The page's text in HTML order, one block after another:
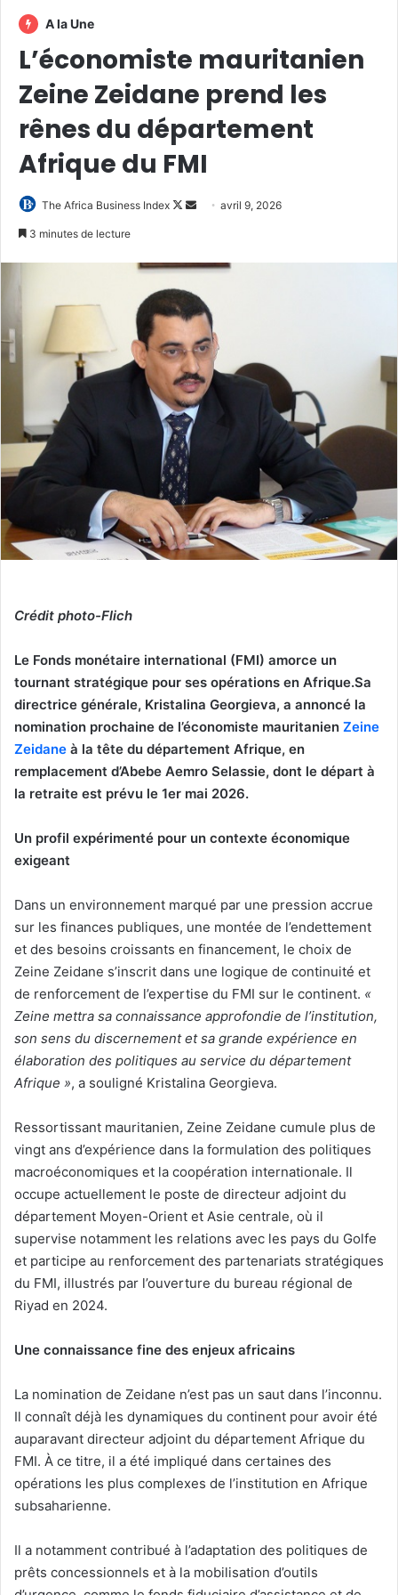
A la Une
L’économiste mauritanien
Zeine Zeidane prend les
rênes du département
Afrique du FMI
The Africa Business Index
Follow
Envoyeravril 9, 2026
3 minutes de lecture
Crédit photo-Flich
Le Fonds monétaire international (FMI) amorce un
tournant stratégique pour ses opérations en Afrique.Sa
directrice générale, Kristalina Georgieva, a annoncé la
nomination prochaine de l’économiste mauritanien Zeine
Zeidane à la tête du département Afrique, en
remplacement d’Abebe Aemro Selassie, dont le départ à
la retraite est prévu le 1er mai 2026.
Un profil expérimenté pour un contexte économique
exigeant
Dans un environnement marqué par une pression accrue
sur les finances publiques, une montée de l’endettement
et des besoins croissants en financement, le choix de
Zeine Zeidane s’inscrit dans une logique de continuité et
de renforcement de l’expertise du FMI sur le continent. «
Zeine mettra sa connaissance approfondie de l’institution,
son sens du discernement et sa grande expérience en
élaboration des politiques au service du département
Afrique », a souligné Kristalina Georgieva.
Ressortissant mauritanien, Zeine Zeidane cumule plus de
vingt ans d’expérience dans la formulation des politiques
macroéconomiques et la coopération internationale. Il
occupe actuellement le poste de directeur adjoint du
département Moyen-Orient et Asie centrale, où il
supervise notamment les relations avec les pays du Golfe
et participe au renforcement des partenariats stratégiques
du FMI, illustrés par l’ouverture du bureau régional de
Riyad en 2024.
Une connaissance fine des enjeux africains
La nomination de Zeidane n’est pas un saut dans l’inconnu.
Il connaît déjà les dynamiques du continent pour avoir été
auparavant directeur adjoint du département Afrique du
FMI. À ce titre, il a été impliqué dans certaines des
opérations les plus complexes de l’institution en Afrique
subsaharienne.
Il a notamment contribué à l’adaptation des politiques de
prêts concessionnels et à la mobilisation d’outils